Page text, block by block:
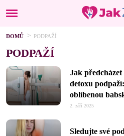
DOMŮ PODPAŽÍ
PODPAŽÍ
Jak
detoxu
oblíbenou
2. září 2025
Sledujte své